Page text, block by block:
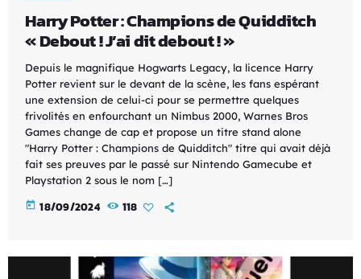
Harry Potter : Champions de Quidditch
« Debout ! J’ai dit debout ! »
Depuis le magnifique Hogwarts Legacy, la licence Harry
Potter revient sur le devant de la scène, les fans espérant
une extension de celui-ci pour se permettre quelques
frivolités en enfourchant un Nimbus 2000, Warnes Bros
Games change de cap et propose un titre stand alone
"Harry Potter : Champions de Quidditch" titre qui avait déjà
fait ses preuves par le passé sur Nintendo Gamecube et
Playstation 2 sous le nom […]
today 18/09/2024 118